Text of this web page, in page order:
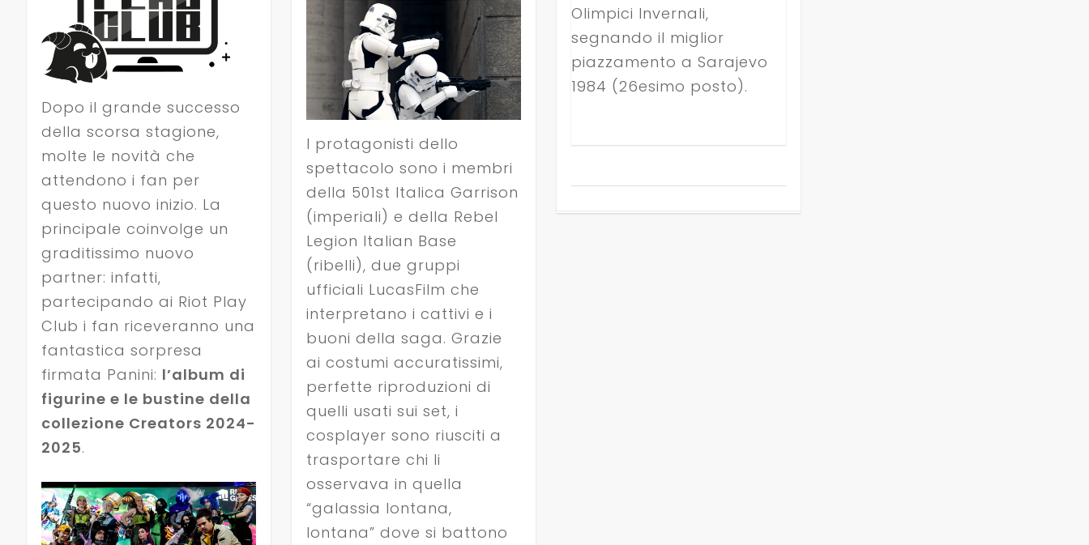
Dopo il grande successo
della scorsa stagione,
molte le novità che
attendono i fan per
questo nuovo inizio. La
principale coinvolge un
graditissimo nuovo
partner: infatti,
partecipando ai Riot Play
Club i fan riceveranno una
fantastica sorpresa
firmata Panini: l’album di
figurine e le bustine della
collezione Creators 2024-
2025.
I protagonisti dello
spettacolo sono i membri
della 501st Italica Garrison
(imperiali) e della Rebel
Legion Italian Base
(ribelli), due gruppi
ufficiali LucasFilm che
interpretano i cattivi e i
buoni della saga. Grazie
ai costumi accuratissimi,
perfette riproduzioni di
quelli usati sui set, i
cosplayer sono riusciti a
trasportare chi li
osservava in quella
“galassia lontana,
lontana” dove si battono
Olimpici Invernali,
segnando il miglior
piazzamento a Sarajevo
1984 (26esimo posto).